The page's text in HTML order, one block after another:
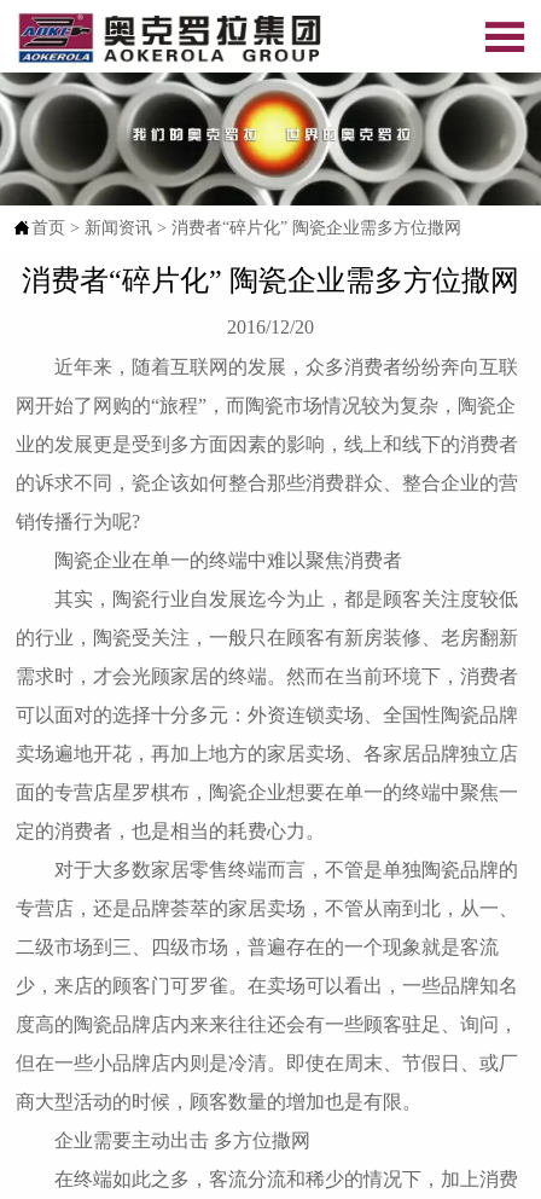

首页 > 新闻资讯 > 消费者“碎片化” 陶瓷企业需多方位撒网
消费者“碎片化” 陶瓷企业需多方位撒网
2016/12/20
近年来，随着互联网的发展，众多消费者纷纷奔向互联
网开始了网购的“旅程”，而陶瓷市场情况较为复杂，陶瓷企
业的发展更是受到多方面因素的影响，线上和线下的消费者
的诉求不同，瓷企该如何整合那些消费群众、整合企业的营
销传播行为呢?
陶瓷企业在单一的终端中难以聚焦消费者
其实，陶瓷行业自发展迄今为止，都是顾客关注度较低
的行业，陶瓷受关注，一般只在顾客有新房装修、老房翻新
需求时，才会光顾家居的终端。然而在当前环境下，消费者
可以面对的选择十分多元：外资连锁卖场、全国性陶瓷品牌
卖场遍地开花，再加上地方的家居卖场、各家居品牌独立店
面的专营店星罗棋布，陶瓷企业想要在单一的终端中聚焦一
定的消费者，也是相当的耗费心力。
对于大多数家居零售终端而言，不管是单独陶瓷品牌的
专营店，还是品牌荟萃的家居卖场，不管从南到北，从一、
二级市场到三、四级市场，普遍存在的一个现象就是客流
少，来店的顾客门可罗雀。在卖场可以看出，一些品牌知名
度高的陶瓷品牌店内来来往往还会有一些顾客驻足、询问，
但在一些小品牌店内则是冷清。即使在周末、节假日、或厂
商大型活动的时候，顾客数量的增加也是有限。
企业需要主动出击 多方位撒网
在终端如此之多，客流分流和稀少的情况下，加上消费